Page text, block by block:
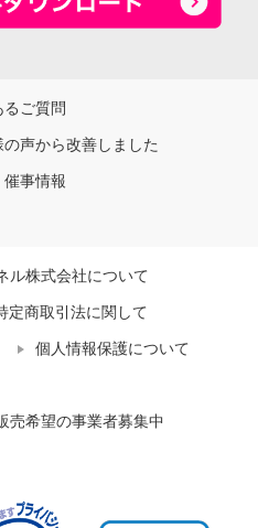
るご質問
の声から改善しました
催事情報
ル株式会社について
定商取引法に関して
個人情報保護について
売希望の事業者募集中